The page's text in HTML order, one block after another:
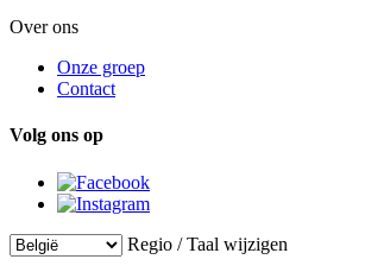
Over ons
Onze groep
Contact
Volg ons op
Regio / Taal wijzigen